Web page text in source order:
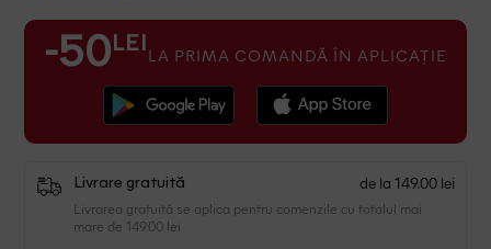
-50 LEI LA PRIMA COMANDĂ ÎN APLICAȚIE
Livrare gratuită de la 149.00 lei
Livrarea gratuită se aplica pentru comenzile cu totalul mai
mare de 149.00 lei